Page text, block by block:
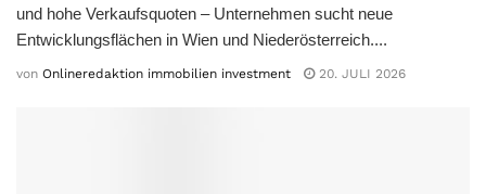
und hohe Verkaufsquoten – Unternehmen sucht neue
Entwicklungsflächen in Wien und Niederösterreich....
von Onlineredaktion immobilien investment 20. JULI 2026